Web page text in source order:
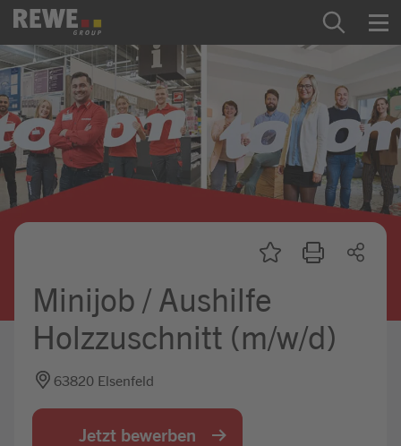
Zum Inhalt springen
Startseite
REWE Group als Arbeitgeber
Ausbildung & Studium
Praktikum & Werkstudium
Mein Kandidat:innenprofil
Minijob / Aushilfe
Holzzuschnitt (m/w/d)
63820 Elsenfeld
Jetzt bewerben